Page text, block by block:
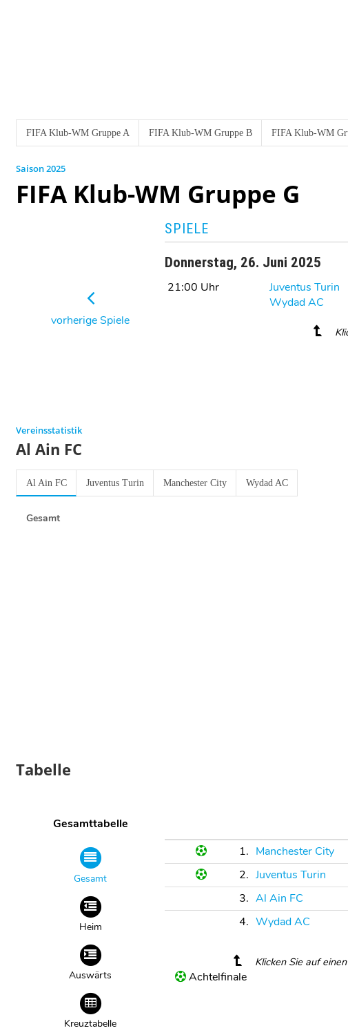
FIFA Klub-WM Gruppe A FIFA Klub-WM Gruppe B FIFA Klub-WM
2025
FIFA Klub-WM Gruppe G
vorherige Spiele
SPIELE
Donnerstag, 26. Juni 2025
21:00 Uhr Juventus Turin
Wydad AC
Vereinsstatistik
Al Ain FC
Al Ain FC Juventus Turin Manchester City Wydad AC
Gesamt
Tabelle
Gesamttabelle
Gesamt
Heim
Auswärts
Kreuztabelle
1. Manchester City
2. Juventus Turin
3. Al Ain FC
4. Wydad AC
Klicken Sie auf
Achtelfinale